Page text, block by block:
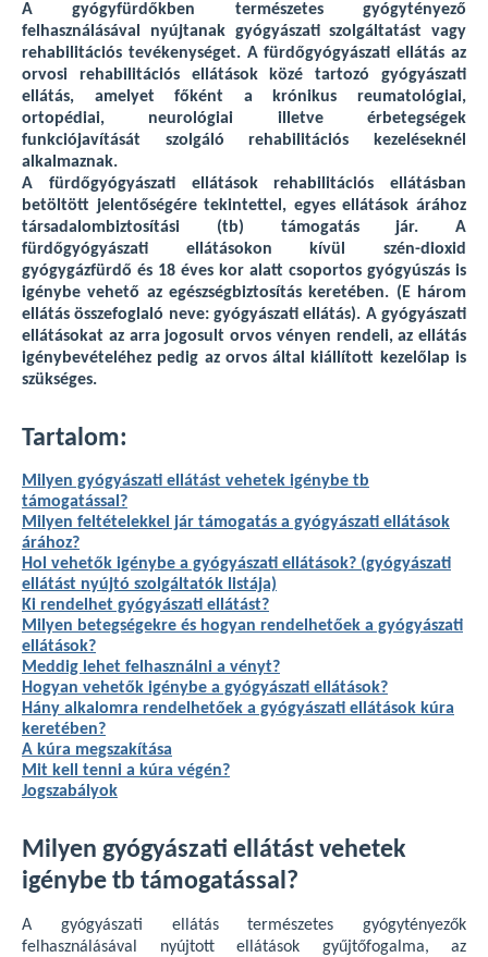
A gyógyfürdőkben természetes gyógytényező
felhasználásával nyújtanak gyógyászati szolgáltatást vagy
rehabilitációs tevékenységet. A fürdőgyógyászati ellátás az
orvosi rehabilitációs ellátások közé tartozó gyógyászati
ellátás, amelyet főként a krónikus reumatológiai,
ortopédiai, neurológiai illetve érbetegségek
funkciójavítását szolgáló rehabilitációs kezeléseknél
alkalmaznak.
A fürdőgyógyászati ellátások rehabilitációs ellátásban
betöltött jelentőségére tekintettel, egyes ellátások árához
társadalombiztosítási (tb) támogatás jár. A
fürdőgyógyászati ellátásokon kívül szén-dioxid
gyógygázfürdő és 18 éves kor alatt csoportos gyógyúszás is
igénybe vehető az egészségbiztosítás keretében. (E három
ellátás összefoglaló neve: gyógyászati ellátás). A gyógyászati
ellátásokat az arra jogosult orvos vényen rendeli, az ellátás
igénybevételéhez pedig az orvos által kiállított kezelőlap is
szükséges.
Tartalom:
Milyen gyógyászati ellátást vehetek igénybe tb
támogatással?
Milyen feltételekkel jár támogatás a gyógyászati ellátások
árához?
Hol vehetők igénybe a gyógyászati ellátások? (gyógyászati
ellátást nyújtó szolgáltatók listája)
Ki rendelhet gyógyászati ellátást?
Milyen betegségekre és hogyan rendelhetőek a gyógyászati
ellátások?
Meddig lehet felhasználni a vényt?
Hogyan vehetők igénybe a gyógyászati ellátások?
Hány alkalomra rendelhetőek a gyógyászati ellátások kúra
keretében?
A kúra megszakítása
Mit kell tenni a kúra végén?
Jogszabályok
Milyen gyógyászati ellátást vehetek
igénybe tb támogatással?
A gyógyászati ellátás természetes gyógytényezők
felhasználásával nyújtott ellátások gyűjtőfogalma, az